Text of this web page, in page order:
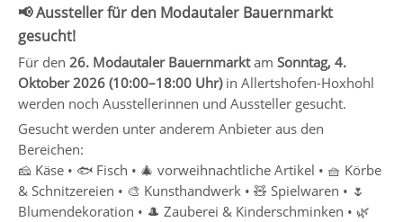
📢 Aussteller für den Modautaler Bauernmarkt
gesucht!
Für den 26. Modautaler Bauernmarktam Sonntag, 4.
Oktober 2026 (10:00–18:00 Uhr)in Allertshofen-Hoxhohl
werden noch Ausstellerinnen und Aussteller gesucht.
Gesucht werden unter anderem Anbieter aus den
Bereichen:
🧀 Käse • 🐟 Fisch • 🎄 vorweihnachtliche Artikel • 🧺 Körbe
& Schnitzereien • 🎨 Kunsthandwerk • 🧸 Spielwaren • 🌷
Blumendekoration • 🎩 Zauberei & Kinderschminken • 🌿